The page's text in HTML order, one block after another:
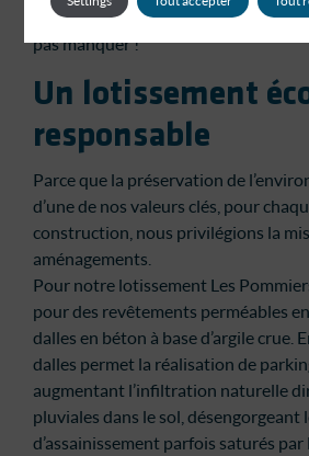
mairiequi regorge d’informations
pas manquer !
Un lotissement
responsable
Parce que la préservation de
d’une de nos valeurs clés, pour
construction, nous privilégions la
aménagements.
Pour notre lotissement Les
pour des revêtements perméables
dalles en béton à base d’argile crue.
dalles permet la réalisation de
augmentant l’infiltration naturelle
pluviales dans le sol, désengorgeant
d’assainissement parfois saturés